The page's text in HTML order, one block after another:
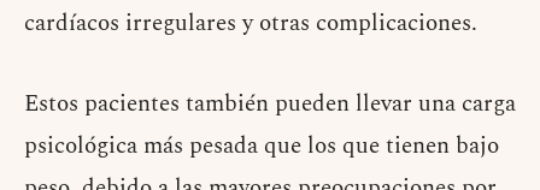
cardíacos irregulares y otras complicaciones.
Estos pacientes también pueden llevar una carga
psicológica más pesada que los que tienen bajo